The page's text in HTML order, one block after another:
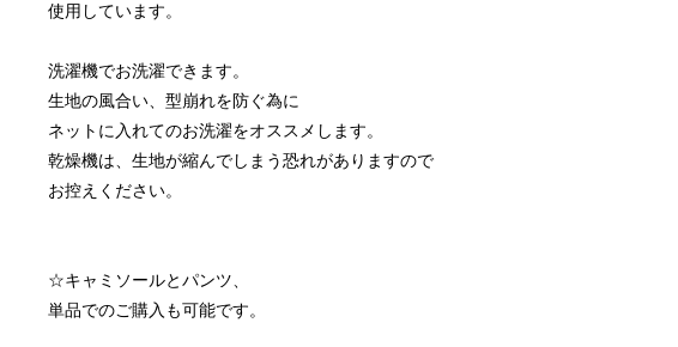
使用しています。
洗濯機でお洗濯できます。
生地の風合い、型崩れを防ぐ為に
ネットに入れてのお洗濯をオススメします。
乾燥機は、生地が縮んでしまう恐れがありますので
お控えください。
☆キャミソールとパンツ、
単品でのご購入も可能です。